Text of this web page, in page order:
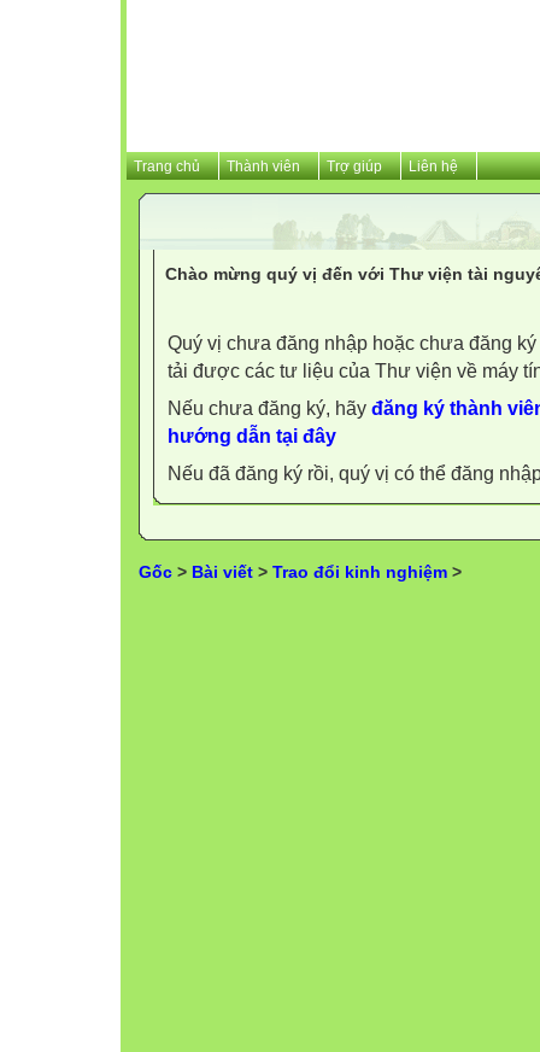
Trang chủ Thành viên Trợ giúp Liên hệ
Chào mừng quý vị đến với Thư viện tài
Quý vị chưa đăng nhập hoặc chưa đăng
tải được các tư liệu của Thư viện về máy
Nếu chưa đăng ký, hãy đăng ký thành
hướng dẫn tại đây
Nếu đã đăng ký rồi, quý vị có thể đăng
Gốc > Bài viết > Trao đổi kinh nghiệm >